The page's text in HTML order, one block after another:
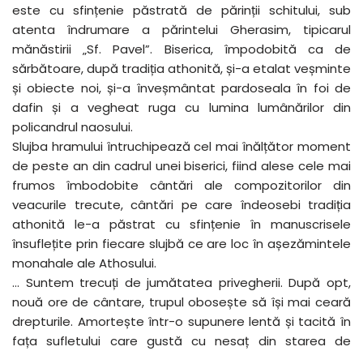
este cu sfințenie păstrată de părinții schitului, sub
atenta îndrumare a părintelui Gherasim, tipicarul
mănăstirii „Sf. Pavel”. Biserica, împodobită ca de
sărbătoare, după tradiția athonită, și-a etalat veșminte
și obiecte noi, și-a înveșmântat pardoseala în foi de
dafin și a vegheat ruga cu lumina lumânărilor din
policandrul naosului.
Slujba hramului întruchipează cel mai înălțător moment
de peste an din cadrul unei biserici, fiind alese cele mai
frumos îmbodobite cântări ale compozitorilor din
veacurile trecute, cântări pe care îndeosebi tradiția
athonită le-a păstrat cu sfințenie în manuscrisele
însuflețite prin fiecare slujbă ce are loc în așezămintele
monahale ale Athosului.
… Suntem trecuți de jumătatea privegherii. După opt,
nouă ore de cântare, trupul obosește să își mai ceară
drepturile. Amortește într-o supunere lentă și tacită în
fața sufletului care gustă cu nesaț din starea de